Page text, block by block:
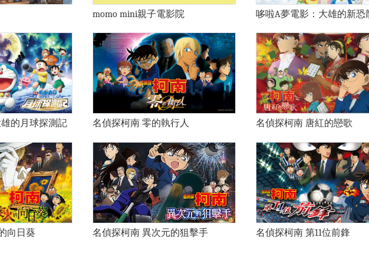
momo mini親子電影院 哆啦A夢電影：大雄的新恐
的月球探測記 名偵探柯南 零的執行人 名偵探柯南 唐紅的戀歌
向日葵 名偵探柯南 異次元的狙擊手 名偵探柯南 第11位前鋒